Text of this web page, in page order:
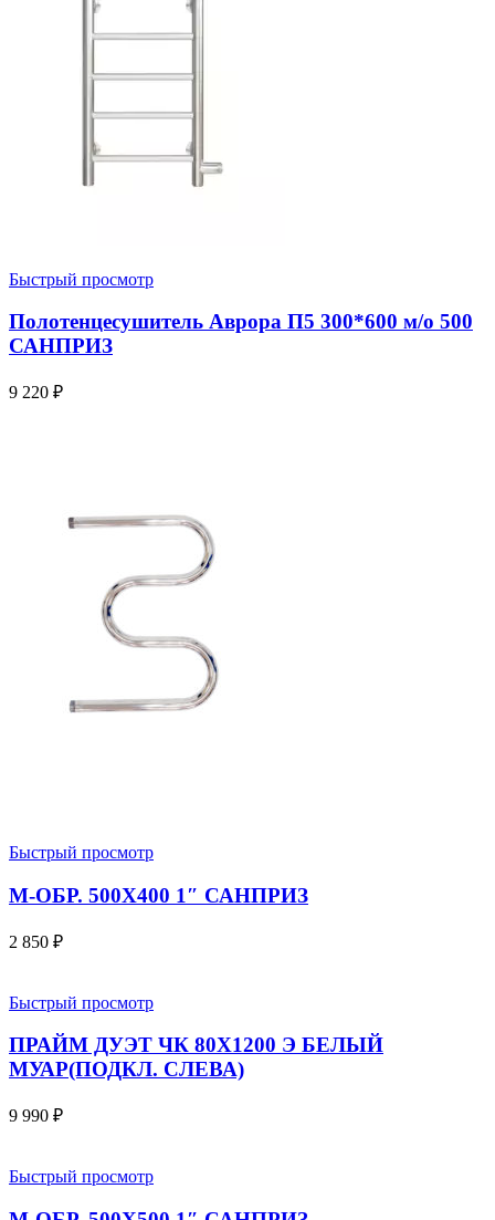
Быстрый просмотр
Полотенцесушитель Аврора П5 300*600 м/о 500
САНПРИЗ
9 220 ₽
Быстрый просмотр
М-ОБР. 500X400 1″ САНПРИЗ
2 850 ₽
Быстрый просмотр
ПРАЙМ ДУЭТ ЧК 80Х1200 Э БЕЛЫЙ
МУАР(ПОДКЛ. СЛЕВА)
9 990 ₽
Быстрый просмотр